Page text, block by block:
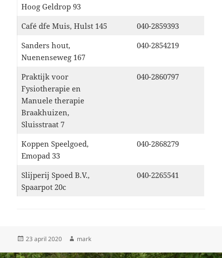
Hoog Geldrop 93
Café dfe Muis, Hulst 145
040-2859393
Sanders hout,
Nuenenseweg 167
040-2854219
Praktijk voor
Fysiotherapie en
Manuele therapie
Braakhuizen,
Sluisstraat 7
040-2860797
Koppen Speelgoed,
Emopad 33
040-2868279
Slijperij Spoed B.V.,
Spaarpot 20c
040-2265541
Geplaatst
23 april 2020 Auteur
mark